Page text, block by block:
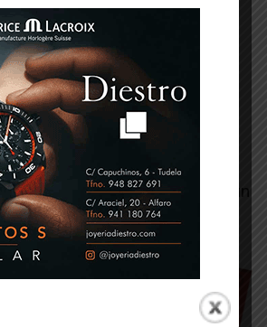
una buena opción para que
carnes, pescados. Y muy
Si te gustan los encurtidos, la
o en aceite de oliva resulta un